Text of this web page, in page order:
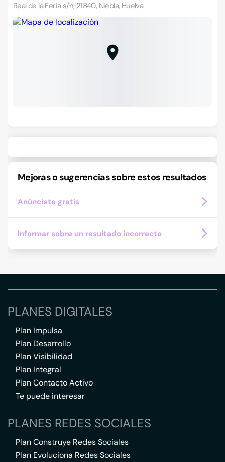
Real de la Feria s/n, 21840, Niebla, Huelva
Mejoras o sugerencias sobre estos resultados
Anúnciate gratis
Informar sobre un resultado incorrecto
PLANES DIGITALES
Plan Impulsa
Plan Desarrollo
Plan Visibilidad
Plan Integral
Plan Contacto Activo
Te puede interesar
PLANES REDES SOCIALES
Plan Construye Redes Sociales
Plan Evoluciona Redes Sociales